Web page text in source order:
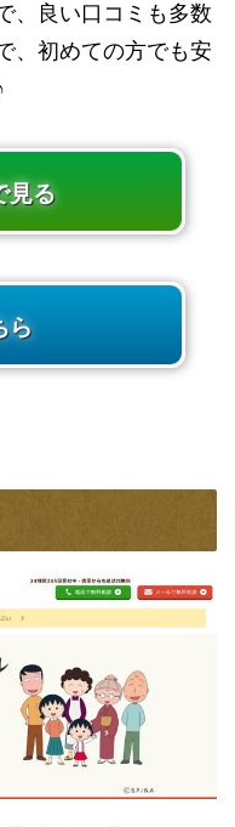
、良い口コミも多数
、初めての方でも安
見る
ら